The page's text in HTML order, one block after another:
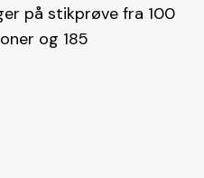
på stikprøve fra 100
og 185